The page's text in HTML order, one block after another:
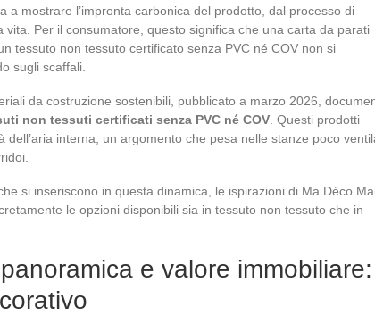
a mostrare l’impronta carbonica del prodotto, dal processo di
vita. Per il consumatore, questo significa che una carta da parati
tessuto non tessuto certificato senza PVC né COV non si
sugli scaffali.
da costruzione sostenibili, pubblicato a marzo 2026,
non tessuti certificati senza PVC né COV . Questi prodotti
dell’aria interna, un argomento che pesa nelle stanze poco
si inseriscono in questa dinamica, le ispirazioni di Ma Déco
le opzioni disponibili sia in tessuto non tessuto che in
e valore immobiliare: